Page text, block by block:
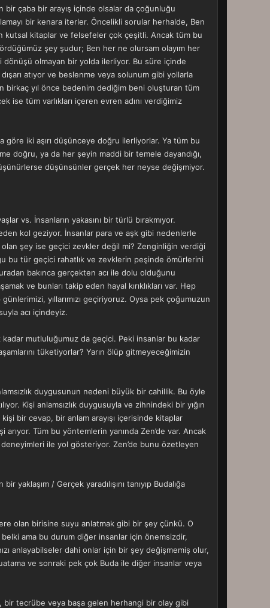
bir çaba bir arayış içinde olsalar da çoğunluğu
bir kenara iterler. Öncelikli sorular herhalde, Ben
kutsal kitaplar ve felsefeler çok çeşitli. Ancak tüm bu
şey şudur; Ben her ne olursam olayım her
olmayan bir yolda ilerliyor. Bu süre içinde
atıyor ve beslenme veya solunum gibi yollarla
birkaç yıl önce bedenim dediğim beni oluşturan tüm
tüm varlıkları içeren evren adını verdiğimiz
göre iki aşırı düşünceye doğru ilerliyorlar. Ya tüm bu
doğru, ya da her şeyin maddi bir temele dayandığı,
düşünsünler gerçek her neyse değişmiyor.
vs. İnsanların yakasını bir türlü bırakmıyor.
kol geziyor. İnsanlar para ve aşk gibi nedenlerle
şey ise geçici zevkler değil mi? Zenginliğin verdiği
bu tür geçici rahatlık ve zevklerin peşinde ömürlerini
bakınca gerçekten acı ile dolu olduğunu
ve bunları takip eden hayal kırıklıkları var. Hep
yıllarımızı geçiriyoruz. Oysa pek çoğumuzun
acı içindeyiz.
kadar mutluluğumuz da geçici. Peki insanlar bu kadar
tüketiyorlar? Yarın ölüp gitmeyeceğimizin
duygusunun nedeni büyük bir cahillik. Bu öyle
Kişi anlamsızlık duygusuyla ve zihnindeki bir yığın
bir cevap, bir anlam arayışı içerisinde kitaplar
Tüm bu yöntemlerin yanında Zen’de var. Ancak
ile yol gösteriyor. Zen’de bunu özetleyen
yaklaşım / Gerçek yaradılışını tanıyıp Budalığa
olan birisine suyu anlatmak gibi bir şey çünkü. O
ama bu durum diğer insanlar için önemsizdir,
anlayabilseler dahi onlar için bir şey değişmemiş olur,
ve sonraki pek çok Buda ile diğer insanlar veya
bir tecrübe veya başa gelen herhangi bir olay gibi